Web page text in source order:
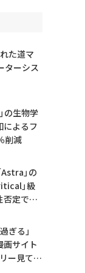
た道マ
ターシス
の生物学
よるフ
削減
」の
」級
否定でき
ぎる」
画サイト
ー見てガ